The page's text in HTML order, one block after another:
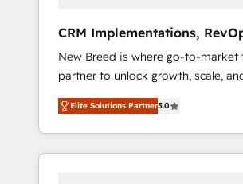
deployment of Breeze AI and
to automate growth. 🏆 Elite Excellence - 8
platform accreditations and deep
compliance expertise. - A team of 250+
experts dedicated to your resilient
CRM Implementations,
+ Web, Demand Gen
New Breed is where go-to-market
partner to unlock growth, scale,
transformation. We help
HubSpot’s AI-powered customer
and operationalize HubSpot’s
Marketing framework through
Elite Solutions Partner5.0